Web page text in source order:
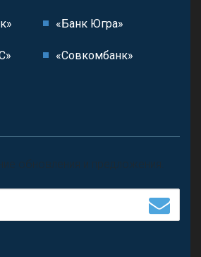
«Банк Югра»
«Совкомбанк»
обновления и предложения.